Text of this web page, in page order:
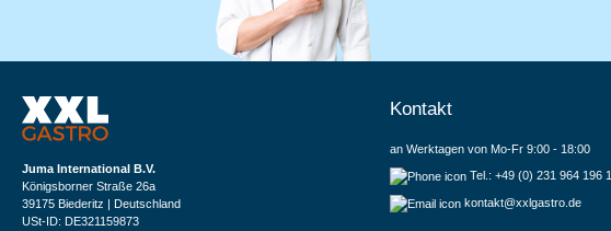
Juma International B.V.
Königsborner Straße 26a
39175 Biederitz | Deutschland
USt-ID: DE321159873
Kontakt
an Werktagen von Mo-Fr 9:00 - 18:00
Tel.: +49 (0) 231 964 196
kontakt@xxlgastro.de